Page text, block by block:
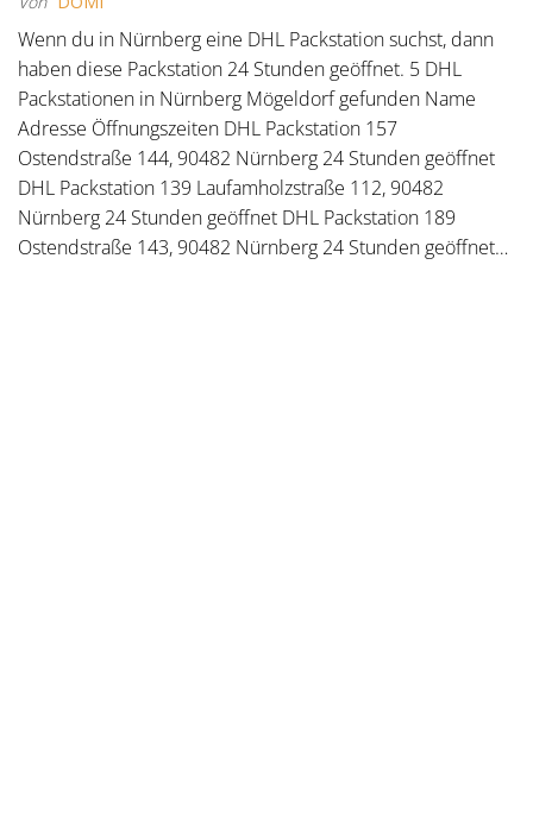
Wenn du in Nürnberg eine DHL Packstation suchst, dann
haben diese Packstation 24 Stunden geöffnet. 5 DHL
Packstationen in Nürnberg Mögeldorf gefunden Name
Adresse Öffnungszeiten DHL Packstation 157
Ostendstraße 144, 90482 Nürnberg 24 Stunden geöffnet
DHL Packstation 139 Laufamholzstraße 112, 90482
Nürnberg 24 Stunden geöffnet DHL Packstation 189
Ostendstraße 143, 90482 Nürnberg 24 Stunden geöffnet…